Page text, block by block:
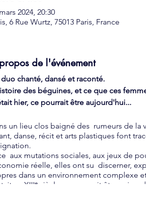
2024, 20:30
6 Rue Wurtz, 75013 Paris, France
de l'événement
duo chanté, dansé et raconté.
des béguines, et ce que ces
hier, ce pourrait être aujourd'hui...
un lieu clos baigné des rumeurs de la
danse, récit et arts plastiques font
aux mutations sociales, aux jeux de
réelle, elles ont su discerner,
dans un environnement complexe
au XIIIᵉ siècle, ce pourrait être